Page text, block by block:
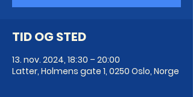
TID OG STED
13. nov. 2024, 18:30 – 20:00
Latter, Holmens gate 1, 0250 Oslo, Norge